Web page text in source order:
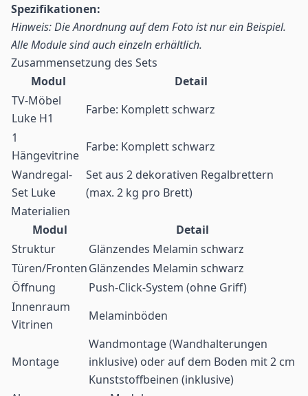
Spezifikationen:
Hinweis: Die Anordnung auf dem Foto ist nur ein Beispiel.
Alle Module sind auch einzeln erhältlich.
Zusammensetzung des Sets
Modul
Detail
TV-Möbel
Luke H1
Farbe: Komplett schwarz
1
Hängevitrine
Farbe: Komplett schwarz
Wandregal-
Set Luke
Set aus 2 dekorativen Regalbrettern
(max. 2 kg pro Brett)
Materialien
Modul
Detail
Struktur
Glänzendes Melamin schwarz
Türen/FrontenGlänzendes Melamin schwarz
Öffnung
Push-Click-System (ohne Griff)
Innenraum
Vitrinen
Melaminböden
Montage
Wandmontage (Wandhalterungen
inklusive) oder auf dem Boden mit 2 cm
Kunststoffbeinen (inklusive)